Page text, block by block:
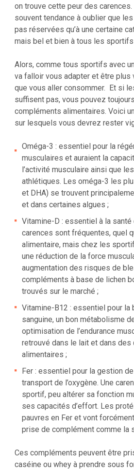
on trouve cette peur des carences.
souvent tendance à oublier que
pas réservées qu’à une certaine
mais bel et bien à tous les
Alors, comme tous sportifs avec
va falloir vous adapter et être plus
que vous aller consommer. Et si
suffisent pas, vous pouvez
compléments alimentaires. Voici
sur lesquels vous devrez rester
Oméga-3 : essentiel pour la
musculaires et auraient la
l’activité musculaire ainsi que
athlétiques. Les oméga-3 les
et DHA) se trouvent
et dans certaines algues ;
Vitamine-D : essentiel à la
carences sont fréquentes, quel
alimentaire, mais chez les
une réduction de la force
augmentation des risques de
compléments à base de lichen
trouvés sur le marché ;
Vitamine-B12 : essentiel pour la
sanguine, un bon métabolisme
optimisation de l’endurance
retrouvé dans le lait et dans des
alimentaires ;
Fer : essentiel pour la gestion
transport de l’oxygène. Une
sportif, peu altérer sa fonction
ses capacités d’effort. Les
pauvres en Fer et vont
prise de complément comme la
Ces compléments peuvent être
caséine ou whey à prendre sous